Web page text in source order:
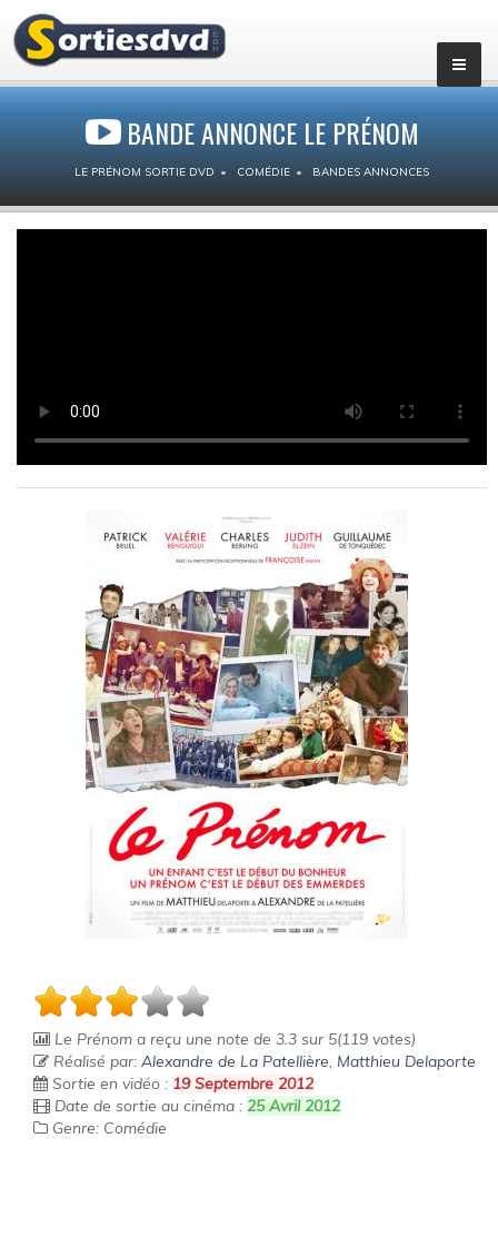
BANDE ANNONCE LE PRÉNOM
LE PRÉNOM SORTIE DVD COMÉDIE BANDES ANNONCES
Le Prénom a reçu une note de 3.3 sur 5(119 votes)
Réalisé par: Alexandre de La Patellière Matthieu Delaporte
Sortie en vidéo : 19 Septembre 2012
Date de sortie au cinéma : 25 Avril 2012
Genre: Comédie